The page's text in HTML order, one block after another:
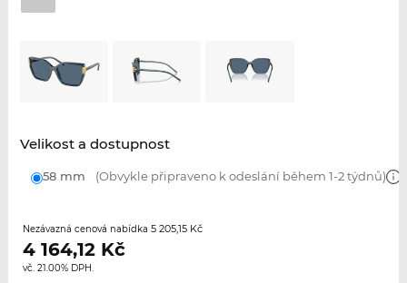
Velikost a dostupnost
58 mm (Obvykle připraveno k odeslání během 1-2 týdnů)
Nezávazná cenová nabídka 5 205,15 Kč
4 164,12Kč
vč. 21.00% DPH.